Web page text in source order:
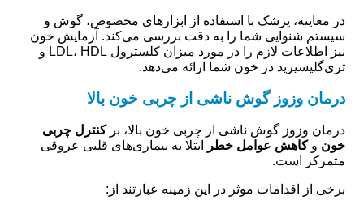
در معاینه، پزشک با استفاده از ابزارهای مخصوص، گوش و
سیستم شنوایی شما را به دقت بررسی می‌کند. آزمایش خون
نیز اطلاعات لازم را در مورد میزان کلسترول LDL، HDL و
تری‌گلیسیرید در خون شما ارائه می‌دهد.
درمان وزوز گوش ناشی از چربی خون بالا
درمان وزوز گوش ناشی از چربی خون بالا، برکنترل چربی
خون وکاهش عوامل خطر
ابتلا به بیماری‌های قلبی عروقی
متمرکز است.
برخی از اقدامات موثر در این زمینه عبارتند از: